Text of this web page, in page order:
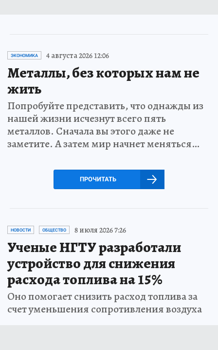
ЭКОНОМИКА 4 августа 2026 12:06
Металлы, без которых нам не
жить
Попробуйте представить, что однажды из
нашей жизни исчезнут всего пять
металлов. Сначала вы этого даже не
заметите. А затем мир начнет меняться…
ПРОЧИТАТЬ
НОВОСТИ ОБЩЕСТВО 8 июля 2026 7:26
Ученые НГТУ разработали
устройство для снижения
расхода топлива на 15%
Оно помогает снизить расход топлива за
счет уменьшения сопротивления воздуха